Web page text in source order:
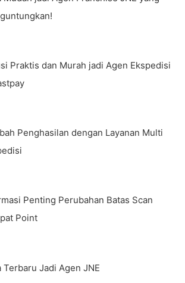
Praktis dan Murah jadi Agen Ekspedisi
Penghasilan dengan Layanan Multi
Penting Perubahan Batas Scan
Point
Terbaru Jadi Agen JNE